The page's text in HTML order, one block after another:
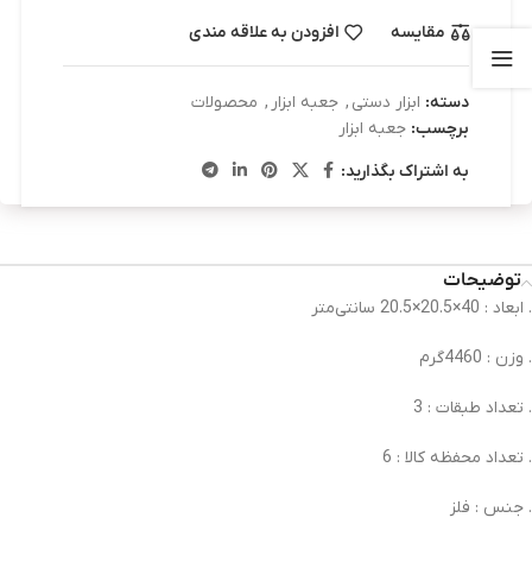
مقایسه افزودن به علاقه مندی
دسته: ابزار دستی , جعبه ابزار , محصولات
برچسب: جعبه ابزار
به اشتراک بگذارید:
توضیحات
. ابعاد : 40×20.5×20.5 سانتی‌متر
. وزن : 4460گرم
. تعداد طبقات : 3
. تعداد محفظه کالا : 6
. جنس : فلز